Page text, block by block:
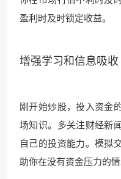
盈利时及时锁定收益。
增强学习和信息吸收
刚开始炒股，投入资金
场知识。多关注财经新
自己的投资能力。模拟
助你在没有资金压力的